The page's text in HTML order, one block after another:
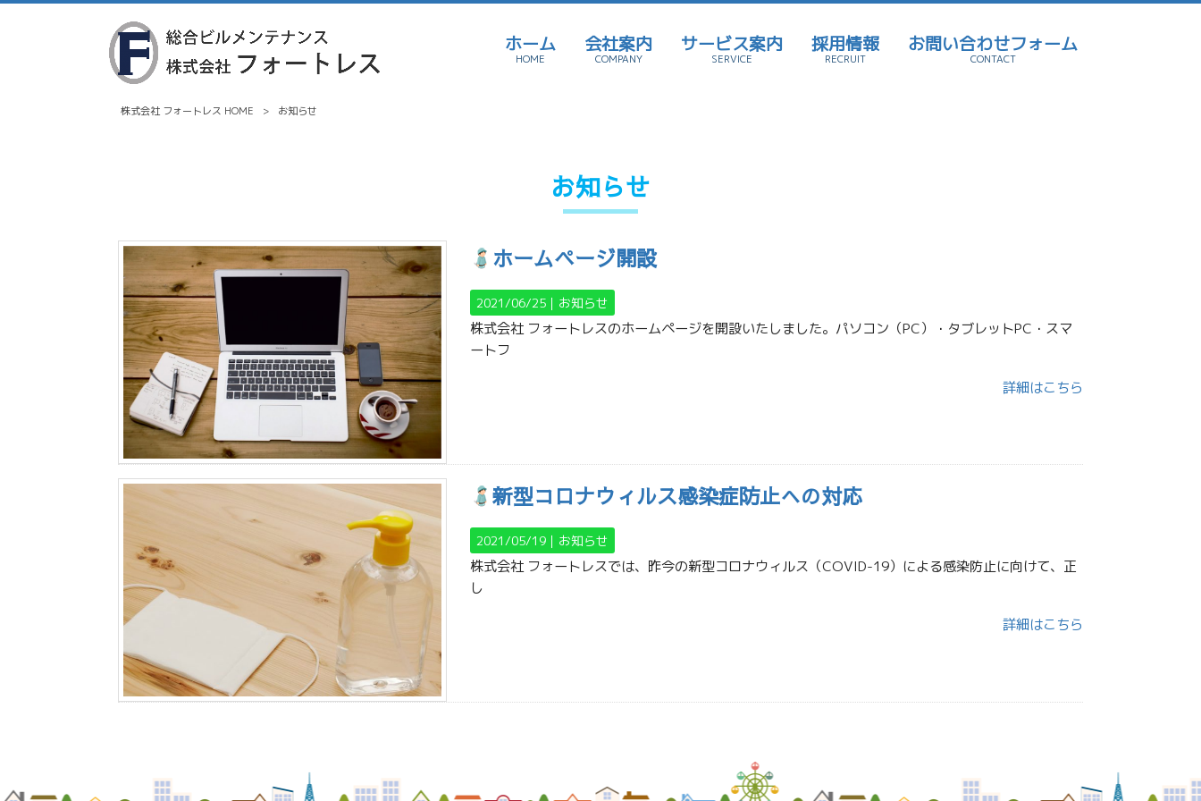
ホーム
HOME
会社案内
COMPANY
サービス案内
SERVICE
採用情報
RECRUIT
お問い合わせフォーム
CONTACT
株式会社 フォートレス HOME > お知らせ
お知らせ
ホームページ開設
2021/06/25｜ お知らせ
株式会社 フォートレスのホームページを開設いたしました。パソコン（PC）・タブレットPC・スマ
ートフ
詳細はこちら
新型コロナウィルス感染症防止への対応
2021/05/19｜ お知らせ
株式会社 フォートレスでは、昨今の新型コロナウィルス（COVID-19）による感染防止に向けて、正
し
詳細はこちら